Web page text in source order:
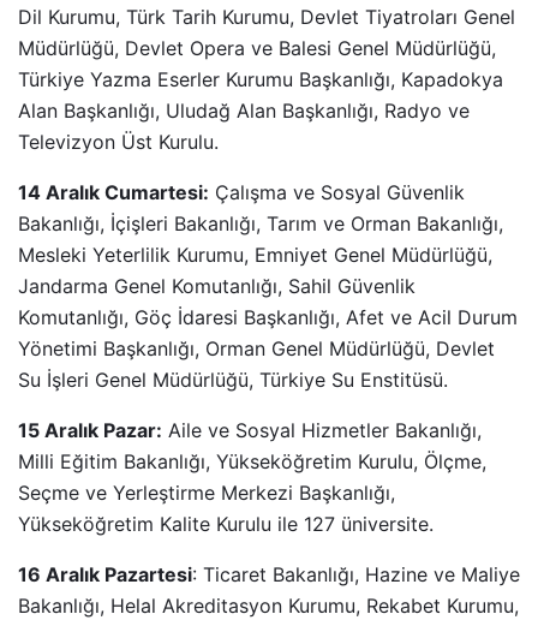
Dil Kurumu, Türk Tarih Kurumu, Devlet Tiyatroları Genel
Müdürlüğü, Devlet Opera ve Balesi Genel Müdürlüğü,
Türkiye Yazma Eserler Kurumu Başkanlığı, Kapadokya
Alan Başkanlığı, Uludağ Alan Başkanlığı, Radyo ve
Televizyon Üst Kurulu.
14 Aralık Cumartesi: Çalışma ve Sosyal Güvenlik
Bakanlığı, İçişleri Bakanlığı, Tarım ve Orman Bakanlığı,
Mesleki Yeterlilik Kurumu, Emniyet Genel Müdürlüğü,
Jandarma Genel Komutanlığı, Sahil Güvenlik
Komutanlığı, Göç İdaresi Başkanlığı, Afet ve Acil Durum
Yönetimi Başkanlığı, Orman Genel Müdürlüğü, Devlet
Su İşleri Genel Müdürlüğü, Türkiye Su Enstitüsü.
15 Aralık Pazar: Aile ve Sosyal Hizmetler Bakanlığı,
Milli Eğitim Bakanlığı, Yükseköğretim Kurulu, Ölçme,
Seçme ve Yerleştirme Merkezi Başkanlığı,
Yükseköğretim Kalite Kurulu ile 127 üniversite.
16 Aralık Pazartesi: Ticaret Bakanlığı, Hazine ve Maliye
Bakanlığı, Helal Akreditasyon Kurumu, Rekabet Kurumu,